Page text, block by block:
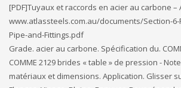
[PDF]Tuyaux et raccords en acier au carbone –
www.atlassteels.com.au/documents/Section-6-
Pipe-and-Fittings.pdf
Grade. acier au carbone. Spécification du.
COMME 2129 brides « table » de pression -
matériaux et dimensions. Application. Glisser